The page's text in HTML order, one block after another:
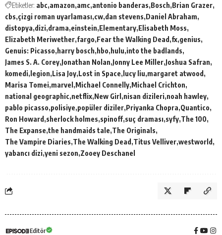
Etiketler: abc amazon amc antonio banderas Bosch Brian Grazer
cbs çizgi roman uyarlaması cw dan stevens Daniel Abraham
distopya dizi drama einstein Elementary Elisabeth Moss
Elizabeth Meriwether fargo Fear the Walking Dead fx genius
Genuis: Picasso harry bosch hbo hulu into the badlands
James S. A. Corey Jonathan Nolan Jonny Lee Miller Joshua Safran
komedi legion Lisa Joy Lost in Space lucy liu margaret atwood
Marisa Tomei marvel Michael Connelly Michael Crichton
national geographic netflix New Girl nisan dizileri noah hawley
pablo picasso polisiye popüler diziler Priyanka Chopra Quantico
Ron Howard sherlock holmes spinoff suç draması syfy The 100
The Expanse the handmaids tale The Originals
The Vampire Diaries The Walking Dead Titus Velliver westworld
yabancı dizi yeni sezon Zooey Deschanel
Editör